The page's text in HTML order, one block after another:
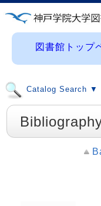
図書館トップ
Catalog Search ▼